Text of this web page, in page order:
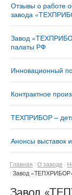
Отзывы о работе
завода
Завод
палаты РФ
Инновационный
Контрактное
ТЕХПРИБОР –
Анонсы выставок
Главная О заводе
Завод